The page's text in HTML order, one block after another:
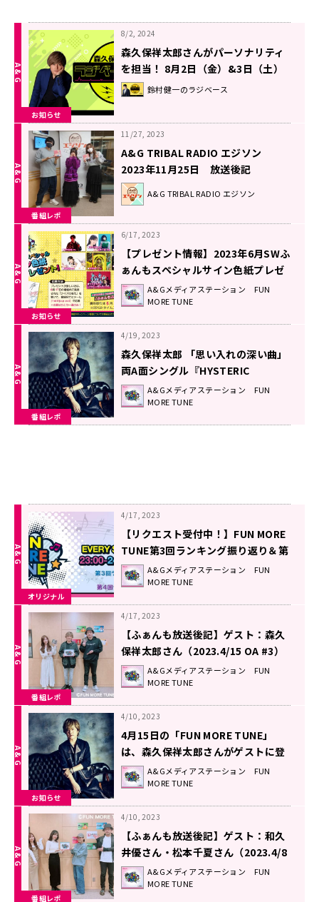
お知らせ
8/2, 2024
森久保祥太郎さんがパーソナリティ
を担当！ 8月2日（金）&3日（土）
「超！Ａ＆Ｇ＋」とABEMAで放送！
『鈴村健一のラジベースDUO』#17
鈴村健一のラジベース
番組レポ
11/27, 2023
A&G TRIBAL RADIO エジソン
2023年11月25日 放送後記
A&G TRIBAL RADIO エジソン
お知らせ
6/17, 2023
【プレゼント情報】2023年6月SWふ
ぁんもスペシャルサイン色紙プレゼ
ント企画A&Gメディアステーション FUN
MORE TUNE
番組レポ
4/19, 2023
森久保祥太郎 「思い入れの深い曲」
両A面シングル『HYSTERIC
CARAVAN / MOTIVE RAIN』に込め
た想い！
A&Gメディアステーション FUN
MORE TUNE
オリジナル
4/17, 2023
【リクエスト受付中！】FUN MORE
TUNE第3回ランキング振り返り＆第
4回注目楽曲紹介
A&Gメディアステーション FUN
MORE TUNE
番組レポ
4/17, 2023
【ふぁんも放送後記】ゲスト：森久
保祥太郎さん（2023.4/15 OA #3）
A&Gメディアステーション FUN
MORE TUNE
お知らせ
4/10, 2023
4月15日の「FUN MORE TUNE」
は、森久保祥太郎さんがゲストに登
場！ A&Gメディアステーション FUN
MORE TUNE
番組レポ
4/10, 2023
【ふぁんも放送後記】ゲスト：和久
井優さん・松本千夏さん（2023.4/8
OA #2）A&Gメディアステーション FUN
MORE TUNE